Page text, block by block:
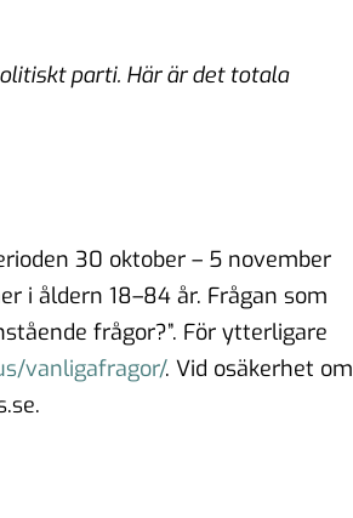
parti. Här är det totala
30 oktober – 5 november
i åldern 18–84 år. Frågan som
frågor?”. För ytterligare
vanligafragor/. Vid osäkerhet om